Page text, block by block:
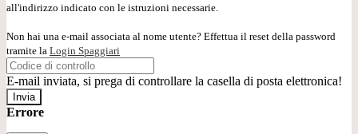
all'indirizzo indicato con le istruzioni necessarie.
Non hai una e-mail associata al nome utente? Effettua il reset della password
tramite la Login Spaggiari
E-mail inviata, si prega di controllare la casella di posta elettronica!
Errore